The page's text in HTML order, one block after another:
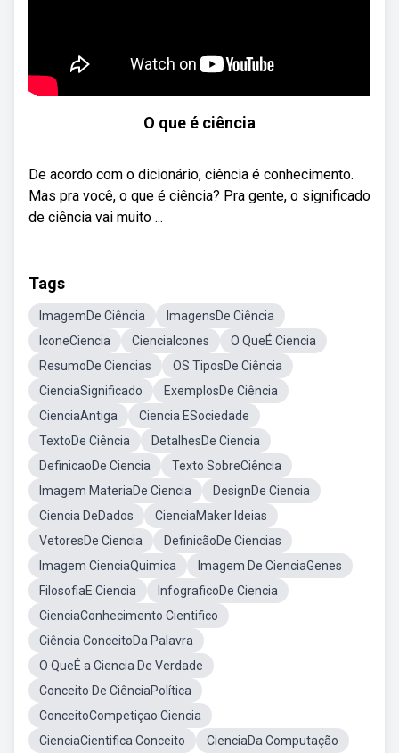
O que é ciência
De acordo com o dicionário, ciência é conhecimento.
Mas pra você, o que é ciência? Pra gente, o significado
de ciência vai muito ...
Tags
ImagemDe Ciência
ImagensDe Ciência
IconeCiencia
CienciaIcones
O QueÉ Ciencia
ResumoDe Ciencias
OS TiposDe Ciência
CienciaSignificado
ExemplosDe Ciência
CienciaAntiga
Ciencia ESociedade
TextoDe Ciência
DetalhesDe Ciencia
DefinicaoDe Ciencia
Texto SobreCiência
Imagem MateriaDe Ciencia
DesignDe Ciencia
Ciencia DeDados
CienciaMaker Ideias
VetoresDe Ciencia
DefinicãoDe Ciencias
Imagem CienciaQuimica
Imagem De CienciaGenes
FilosofiaE Ciencia
InfograficoDe Ciencia
CienciaConhecimento Cientifico
Ciência ConceitoDa Palavra
O QueÉ a Ciencia De Verdade
Conceito De CiênciaPolítica
ConceitoCompetiçao Ciencia
CienciaCientifica Conceito
CienciaDa Computação